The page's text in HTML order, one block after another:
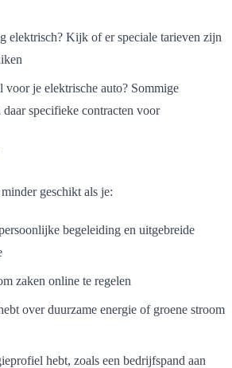
elektrisch? Kijk of er speciale tarieven zijn
voor je elektrische auto? Sommige
daar specifieke contracten voor
geschikt als je:
begeleiding en uitgebreide
zaken online te regelen
over duurzame energie of groene stroom
hebt, zoals een bedrijfspand aan